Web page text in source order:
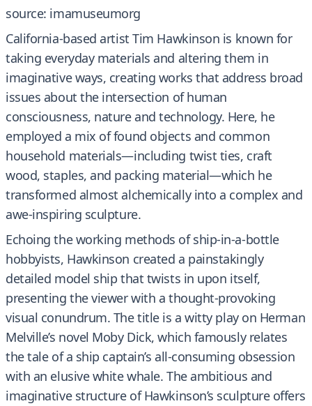
source: imamuseumorg
California-based artist Tim Hawkinson is known for
taking everyday materials and altering them in
imaginative ways, creating works that address broad
issues about the intersection of human
consciousness, nature and technology. Here, he
employed a mix of found objects and common
household materials—including twist ties, craft
wood, staples, and packing material—which he
transformed almost alchemically into a complex and
awe-inspiring sculpture.
Echoing the working methods of ship-in-a-bottle
hobbyists, Hawkinson created a painstakingly
detailed model ship that twists in upon itself,
presenting the viewer with a thought-provoking
visual conundrum. The title is a witty play on Herman
Melville’s novel Moby Dick, which famously relates
the tale of a ship captain’s all-consuming obsession
with an elusive white whale. The ambitious and
imaginative structure of Hawkinson’s sculpture offers